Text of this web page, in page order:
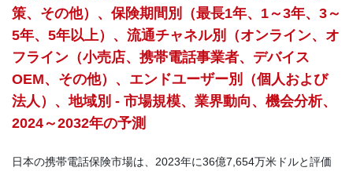
策、その他）、保険期間別（最長1年、1～3年、3～
5年、5年以上）、流通チャネル別（オンライン、オ
フライン（小売店、携帯電話事業者、デバイス
OEM、その他）、エンドユーザー別（個人および
法人）、地域別 - 市場規模、業界動向、機会分析、
2024～2032年の予測
日本の携帯電話保険市場は、2023年に36億7,654万米ドルと評価